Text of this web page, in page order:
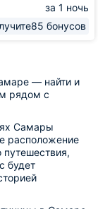
за 1 ночь
85 бонусов
— найти и
рядом с
Самары
расположение
путешествия,
будет